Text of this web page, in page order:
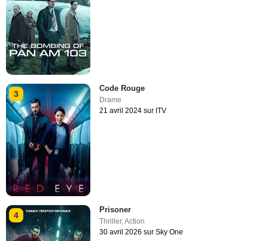
3
Code Rouge
Drame
21 avril 2024 sur ITV
4
Prisoner
Thriller,Action
30 avril 2026 sur Sky One